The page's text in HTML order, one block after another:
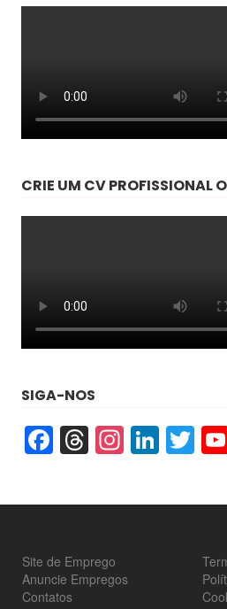
CRIE UM CV PROFISSIONAL
SIGA-NOS
Facebook
Threads
Site de Emprego
Anuncie Empregos
Contatos